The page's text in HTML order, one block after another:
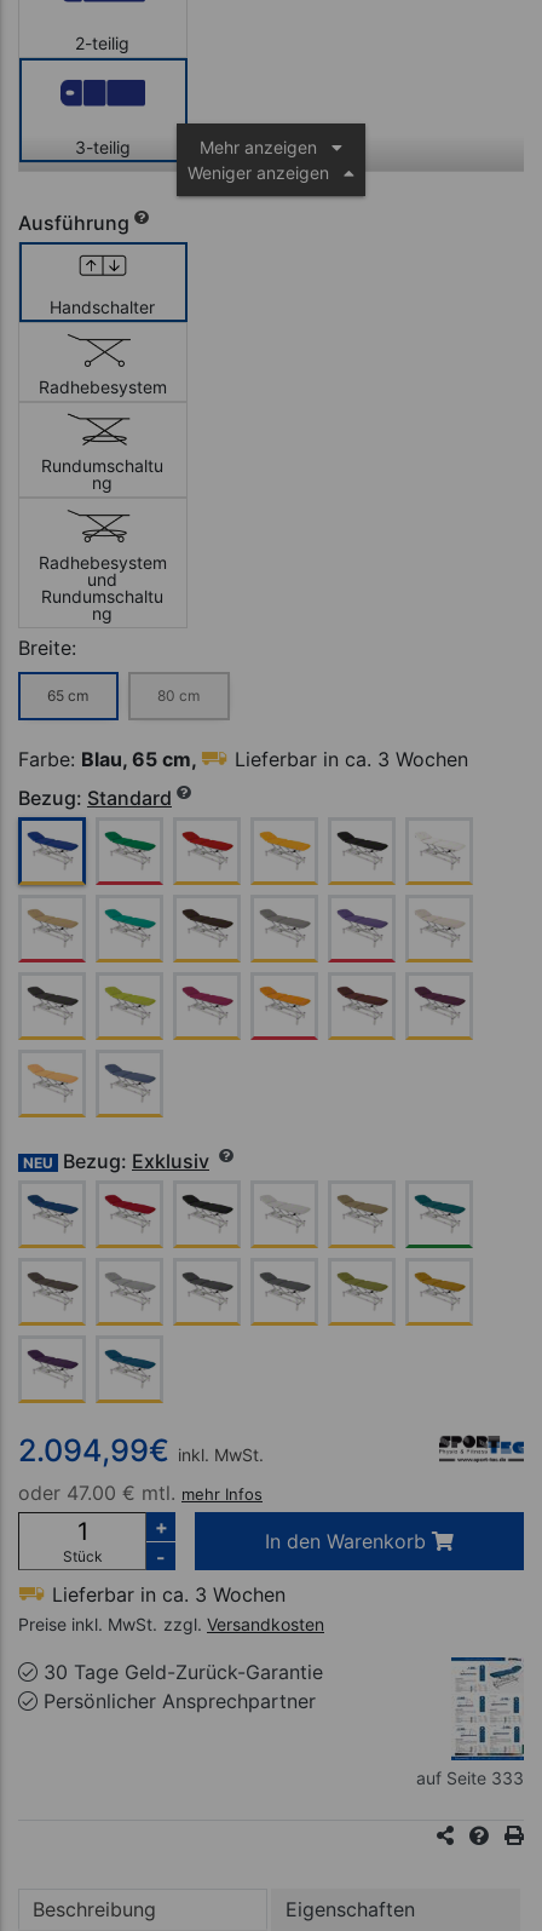
2-teilig
3-teilig
3-teilig mit
Dachstellung
4-teilig
5-teilig
5-teilig mit
Dachstellung
6-teilig
7-teilig mit
Dachstellung
Mehr anzeigen
Weniger anzeigen
Ausführung
Handschalter
Radhebesystem
Rundumschaltu
ng
Radhebesystem
und
Rundumschaltu
ng
Breite:
65 cm 80 cm
Farbe: Blau, 65 cm,
Lieferbar in ca. 3 Wochen
Bezug: Standard
NEU Bezug: Exklusiv
2.094,99€ inkl. MwSt.
oder 47.00 € mtl. mehr Infos
Stück
+
-
In den Warenkorb
Lieferbar in ca. 3 Wochen
Preise inkl. MwSt. zzgl. Versandkosten
30 Tage Geld-Zurück-Garantie
Persönlicher Ansprechpartner
auf Seite 333
Beschreibung Eigenschaften